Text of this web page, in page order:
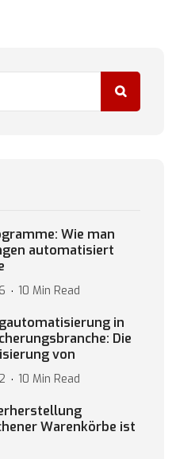
Wie man
automatisiert
10 Min Read
in
Die
von
10 Min Read
Warenkörbe ist